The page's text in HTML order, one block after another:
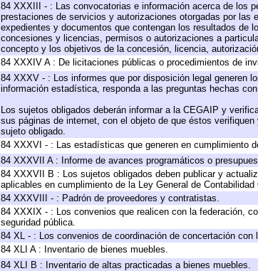
84 XXXIII - : Las convocatorias e información acerca de los
prestaciones de servicios y autorizaciones otorgadas por
expedientes y documentos que contengan los resultados de
concesiones y licencias, permisos o autorizaciones a
concepto y los objetivos de la concesión, licencia,
84 XXXIV A : De licitaciones públicas o procedimientos de
84 XXXV - : Los informes que por disposición legal generen
información estadística, responda a las preguntas hechas
Los sujetos obligados deberán informar a la CEGAIP y
sus páginas de internet, con el objeto de que éstos
sujeto obligado.
84 XXXVI - : Las estadísticas que generen en cumplimiento
84 XXXVII A : Informe de avances programáticos o
84 XXXVII B : Los sujetos obligados deben publicar y
aplicables en cumplimiento de la Ley General de
84 XXXVIII - : Padrón de proveedores y contratistas.
84 XXXIX - : Los convenios que realicen con la federación,
seguridad pública.
84 XL - : Los convenios de coordinación de concertación
84 XLI A : Inventario de bienes muebles.
84 XLI B : Inventario de altas practicadas a bienes muebles.